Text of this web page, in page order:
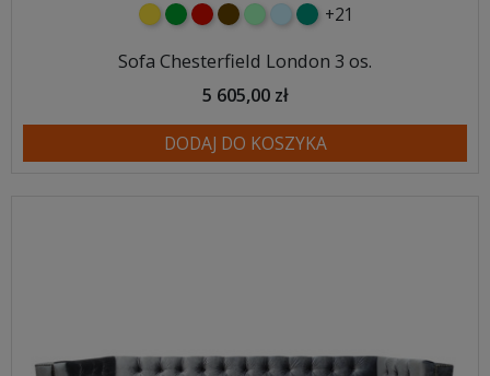
żółtyzielonyczerwony
czekoladowy
miętowybłękitny
turkusowy
+21
Sofa Chesterfield London 3 os.
5 605,00 zł
DODAJ DO KOSZYKA